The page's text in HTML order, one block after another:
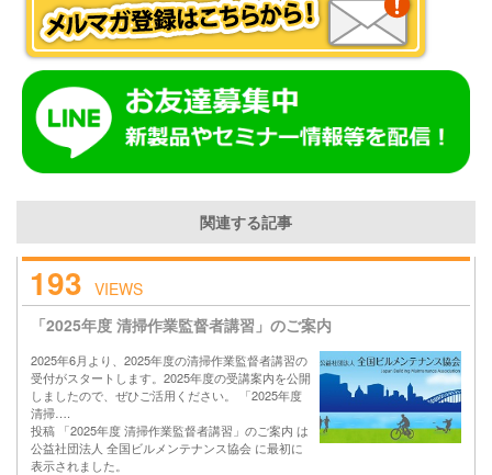
関連する記事
193 VIEWS
「2025年度 清掃作業監督者講習」のご案内
2025年6月より、2025年度の清掃作業監督者講習の
受付がスタートします。2025年度の受講案内を公開
しましたので、ぜひご活用ください。 「2025年度
清掃….
投稿 「2025年度 清掃作業監督者講習」のご案内 は
公益社団法人 全国ビルメンテナンス協会 に最初に
表示されました。